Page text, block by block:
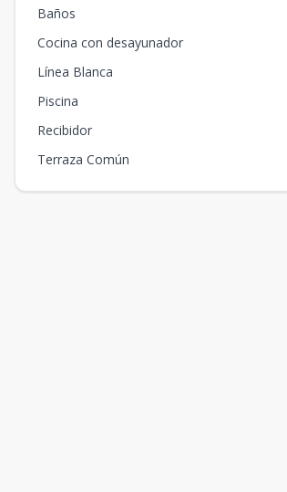
Baños
Cocina con desayunador
Línea Blanca
Piscina
Recibidor
Terraza Común